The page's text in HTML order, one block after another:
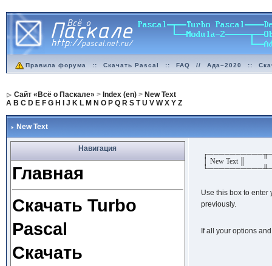
Правила форума :: Скачать Pascal :: FAQ // Ада–2020 ::
Сайт «Всё о Паскале» > Index (en)> New Text
A B C D E F G H J K L M N O P Q R S T U V W X Y Z
New Text
Навигация
Главная
Скачать Turbo
Pascal
Скачать
│ New
Use this box to
previously.
If all your options